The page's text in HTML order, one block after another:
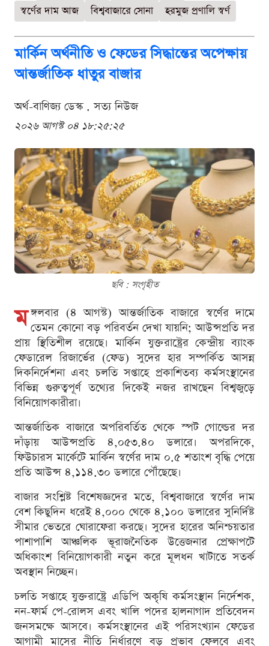
স্বর্ণের দাম আজ
বিশ্ববাজারে সোনা হরমুজ প্রণালি স্বর্ণ
মার্কিন অর্থনীতি ও ফেডের সিদ্ধান্তের অপেক্ষায়
আন্তর্জাতিক ধাতুর বাজার
অর্থ-বাণিজ্য ডেস্ক . সত্য নিউজ
২০২৬ আগস্ট ০৪ ১৮:২৫:২৫
ছবি : সংগৃহীত
ম ঙ্গলবার (৪ আগস্ট) আন্তর্জাতিক বাজারে স্বর্ণের দামে
তেমন কোনো বড় পরিবর্তন দেখা যায়নি; আউন্সপ্রতি দর
প্রায় স্থিতিশীল রয়েছে। মার্কিন যুক্তরাষ্ট্রের কেন্দ্রীয় ব্যাংক
ফেডারেল রিজার্ভের (ফেড) সুদের হার সম্পর্কিত আসন্ন
দিকনির্দেশনা এবং চলতি সপ্তাহে প্রকাশিতব্য কর্মসংস্থানের
বিভিন্ন গুরুত্বপূর্ণ তথ্যের দিকেই নজর রাখছেন বিশ্বজুড়ে
বিনিয়োগকারীরা।
আন্তর্জাতিক বাজারে অপরিবর্তিত থেকে স্পট গোল্ডের দর
দাঁড়ায় আউন্সপ্রতি ৪,০৫৩.৪০ ডলারে। অপরদিকে,
ফিউচারস মার্কেটে মার্কিন স্বর্ণের দাম ০.৫ শতাংশ বৃদ্ধি পেয়ে
প্রতি আউন্স ৪,১১৪.৩০ ডলারে পৌঁছেছে।
বাজার সংশ্লিষ্ট বিশেষজ্ঞদের মতে, বিশ্ববাজারে স্বর্ণের দাম
বেশ কিছুদিন ধরেই ৪,০০০ থেকে ৪,১০০ ডলারের সুনির্দিষ্ট
সীমার ভেতরে ঘোরাফেরা করছে। সুদের হারের অনিশ্চয়তার
পাশাপাশি আঞ্চলিক ভূরাজনৈতিক উত্তেজনার প্রেক্ষাপটে
অধিকাংশ বিনিয়োগকারী নতুন করে মূলধন খাটাতে সতর্ক
অবস্থান নিচ্ছেন।
চলতি সপ্তাহে যুক্তরাষ্ট্রে এডিপি অকৃষি কর্মসংস্থান নির্দেশক,
নন-ফার্ম পে-রোলস এবং খালি পদের হালনাগাদ প্রতিবেদন
জনসমক্ষে আসবে। কর্মসংস্থানের এই পরিসংখ্যান ফেডের
আগামী মাসের নীতি নির্ধারণে বড় প্রভাব ফেলবে এবং